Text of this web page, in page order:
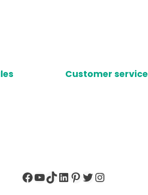
Customer service
Facebook
YouTube
TikTok
LinkedIn
Pinterest
X Instagram